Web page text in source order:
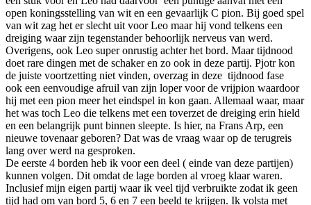
open koningsstelling van wit en een gevaarlijk C pion. Bij goed spel
van wit zag het er slecht uit voor Leo maar hij vond telkens een
dreiging waar zijn tegenstander behoorlijk nerveus van werd.
Overigens, ook Leo super onrustig achter het bord. Maar tijdnood
doet rare dingen met de schaker en zo ook in deze partij. Pjotr kon
de juiste voortzetting niet vinden, overzag in deze tijdnood fase
ook een eenvoudige afruil van zijn loper voor de vrijpion waardoor
hij met een pion meer het eindspel in kon gaan. Allemaal waar, maar
het was toch Leo die telkens met een toverzet de dreiging erin hield
en een belangrijk punt binnen sleepte. Is hier, na Frans Arp, een
nieuwe tovenaar geboren? Dat was de vraag waar op de terugreis
lang over werd na gesproken.
De eerste 4 borden heb ik voor een deel ( einde van deze partijen)
kunnen volgen. Dit omdat de lage borden al vroeg klaar waren.
Inclusief mijn eigen partij waar ik veel tijd verbruikte zodat ik geen
tijd had om van bord 5, 6 en 7 een beeld te krijgen. Ik volsta met